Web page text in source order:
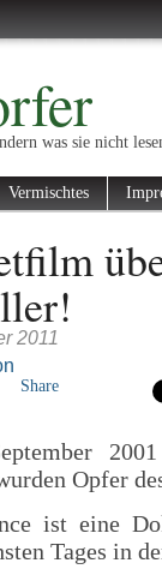
was sie nicht
Vermischtes
2011
Share
Opfer
ist eine
Tages in